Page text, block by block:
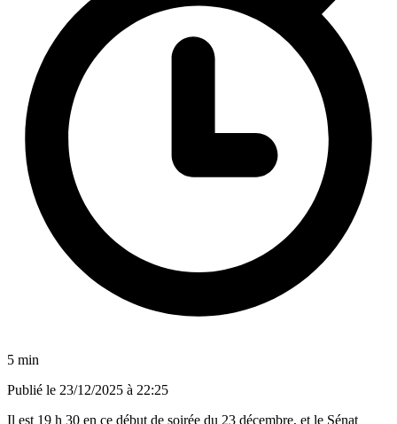
5 min
Publié le 23/12/2025 à 22:25
Il est 19 h 30 en ce début de soirée du 23 décembre, et le Sénat